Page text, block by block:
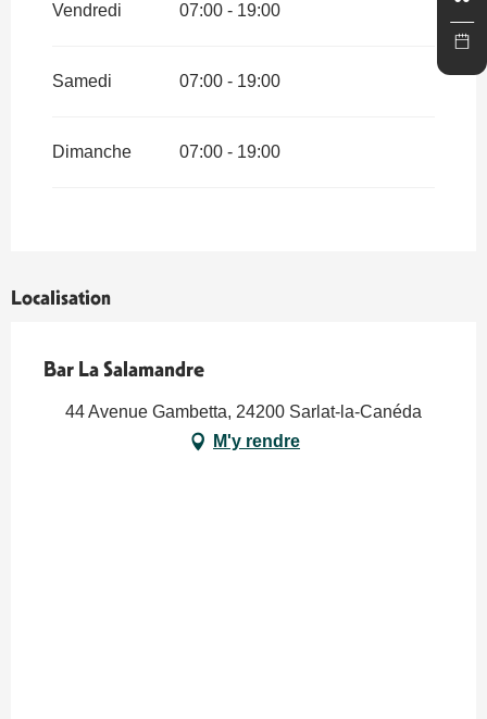
Vendredi 07:00 - 19:00
Samedi 07:00 - 19:00
Dimanche 07:00 - 19:00
Localisation
Bar La Salamandre
44 Avenue Gambetta, 24200 Sarlat-la-Canéda
M'y rendre